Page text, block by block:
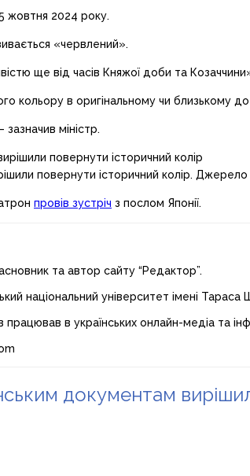
жовтня 2024 року.
«червлений».
ще від часів Княжої доби та
кольору в оригінальному чи близькому
міністр.
повернути історичний колір.
провів зустріч з послом Японії.
та автор сайту “Редактор”.
національний університет імені Тараса
працював в українських онлайн-медіа та
документам